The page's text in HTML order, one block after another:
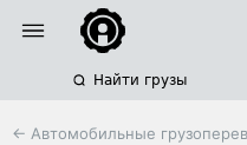
Найти грузы
← Автомобильные